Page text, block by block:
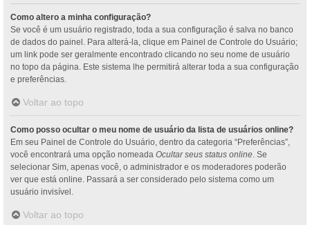
Como altero a minha configuração?
Se você é um usuário registrado, toda a sua configuração é salva no banco
de dados do painel. Para alterá-la, clique em Painel de Controle do Usuário;
um link pode ser geralmente encontrado clicando no seu nome de usuário
no topo da página. Este sistema lhe permitirá alterar toda a sua configuração
e preferências.
Voltar ao topo
Como posso ocultar o meu nome de usuário da lista de usuários online?
Em seu Painel de Controle do Usuário, dentro da categoria “Preferências”,
você encontrará uma opção nomeada Ocultar seus status online. Se
selecionar Sim, apenas você, o administrador e os moderadores poderão
ver que está online. Passará a ser considerado pelo sistema como um
usuário invisível.
Voltar ao topo